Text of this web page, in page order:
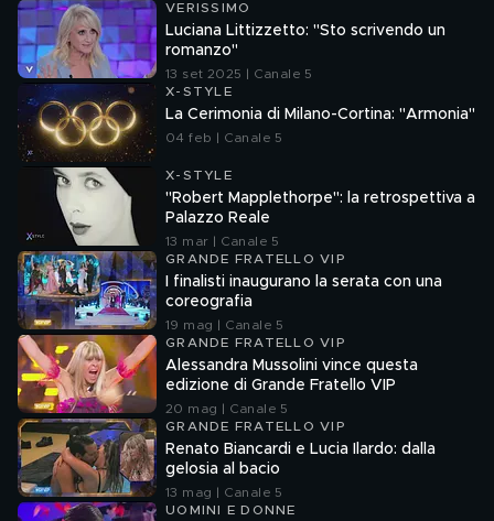
VERISSIMO
Luciana Littizzetto: "Sto scrivendo un
romanzo"
13 set 2025 | Canale 5
X-STYLE
La Cerimonia di Milano-Cortina: "Armonia"
04 feb | Canale 5
X-STYLE
"Robert Mapplethorpe": la retrospettiva a
Palazzo Reale
13 mar | Canale 5
GRANDE FRATELLO VIP
I finalisti inaugurano la serata con una
coreografia
19 mag | Canale 5
GRANDE FRATELLO VIP
Alessandra Mussolini vince questa
edizione di Grande Fratello VIP
20 mag | Canale 5
GRANDE FRATELLO VIP
Renato Biancardi e Lucia Ilardo: dalla
gelosia al bacio
13 mag | Canale 5
UOMINI E DONNE